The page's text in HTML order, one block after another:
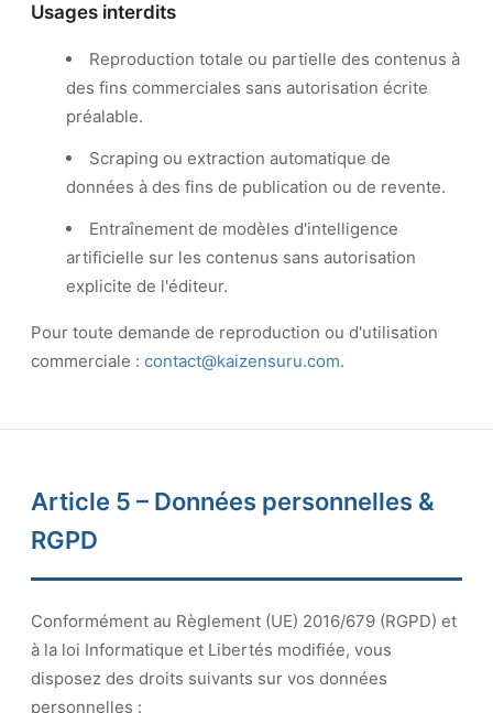
Usages interdits
Reproduction totale ou partielle des contenus à
des fins commerciales sans autorisation écrite
préalable.
Scraping ou extraction automatique de
données à des fins de publication ou de revente.
Entraînement de modèles d'intelligence
artificielle sur les contenus sans autorisation
explicite de l'éditeur.
Pour toute demande de reproduction ou d'utilisation
commerciale : contact@kaizensuru.com.
Article 5 – Données personnelles &
RGPD
Conformément au Règlement (UE) 2016/679 (RGPD) et
à la loi Informatique et Libertés modifiée, vous
disposez des droits suivants sur vos données
personnelles :